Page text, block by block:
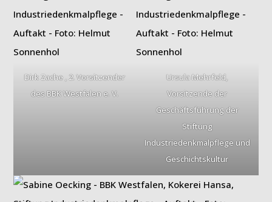
Dirk Zache , 2. Vorsitzender
des BBK Westfalen e. V.
Ursula Mehrfeld,
Vorsitzende der
Geschäftsführung der
Stiftung
Industriedenkmalpflege und
Geschichtskultur